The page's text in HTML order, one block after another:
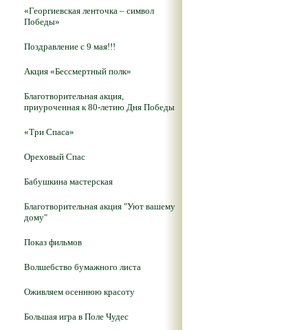
«Георгиевская ленточка – символ
Победы»
Поздравление с 9 мая!!!
Акция «Бессмертный полк»
Благотворительная акция,
приуроченная к 80-летию Дня Победы
«Три Спаса»
Ореховый Спас
Бабушкина мастерская
Благотворительная акция "Уют вашему
дому"
Показ фильмов
Волшебство бумажного листа
Оживляем осеннюю красоту
Большая игра в Поле Чудес